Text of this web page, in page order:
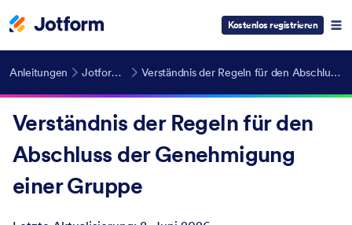
Kostenlos registrieren
Anleitungen Jotform Approvals Verständnis der Regeln für den Abschluss der Genehmigung einer Gruppe
Verständnis der Regeln für den
Abschluss der Genehmigung
einer Gruppe